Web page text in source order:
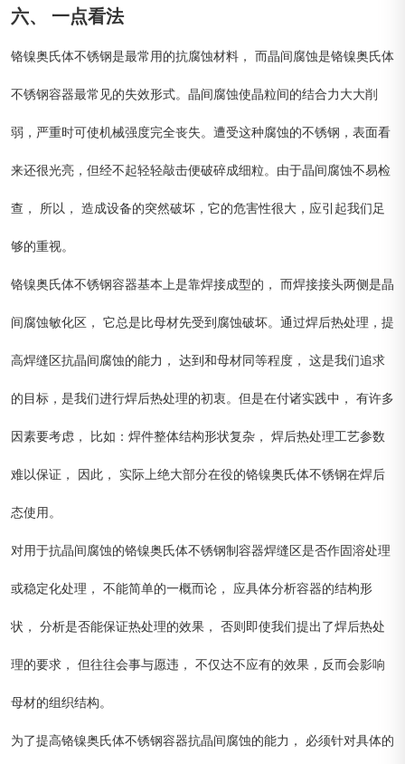
六、 一点看法
铬镍奥氏体不锈钢是最常用的抗腐蚀材料， 而晶间腐蚀是铬镍奥氏体
不锈钢容器最常见的失效形式。晶间腐蚀使晶粒间的结合力大大削
弱，严重时可使机械强度完全丧失。遭受这种腐蚀的不锈钢，表面看
来还很光亮，但经不起轻轻敲击便破碎成细粒。由于晶间腐蚀不易检
查， 所以， 造成设备的突然破坏，它的危害性很大，应引起我们足
够的重视。
铬镍奥氏体不锈钢容器基本上是靠焊接成型的， 而焊接接头两侧是晶
间腐蚀敏化区， 它总是比母材先受到腐蚀破坏。通过焊后热处理，提
高焊缝区抗晶间腐蚀的能力， 达到和母材同等程度， 这是我们追求
的目标，是我们进行焊后热处理的初衷。但是在付诸实践中， 有许多
因素要考虑， 比如：焊件整体结构形状复杂， 焊后热处理工艺参数
难以保证， 因此， 实际上绝大部分在役的铬镍奥氏体不锈钢在焊后
态使用。
对用于抗晶间腐蚀的铬镍奥氏体不锈钢制容器焊缝区是否作固溶处理
或稳定化处理， 不能简单的一概而论， 应具体分析容器的结构形
状， 分析是否能保证热处理的效果， 否则即使我们提出了焊后热处
理的要求， 但往往会事与愿违， 不仅达不应有的效果，反而会影响
母材的组织结构。
为了提高铬镍奥氏体不锈钢容器抗晶间腐蚀的能力， 必须针对具体的